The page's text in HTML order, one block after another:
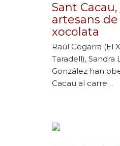
Sant
artesans de
xocolata
Raúl Cegarra (El
Taradell), Sandra
González han
Cacau al carre…